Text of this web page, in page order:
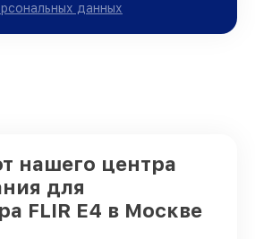
данных
нашего центра
для
FLIR E4 в Москве